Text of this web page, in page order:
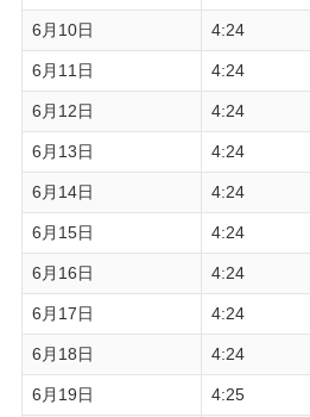
6月10日 4:24
6月11日 4:24
6月12日 4:24
6月13日 4:24
6月14日 4:24
6月15日 4:24
6月16日 4:24
6月17日 4:24
6月18日 4:24
6月19日 4:25